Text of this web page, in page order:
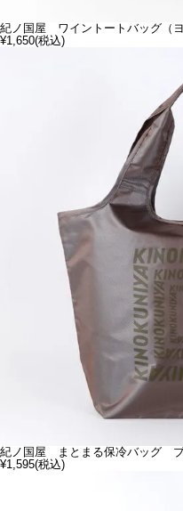
紀ノ国屋 ワイントートバッグ（
¥1,650(税込)
紀ノ国屋 まとまる保冷バッグ
¥1,595(税込)